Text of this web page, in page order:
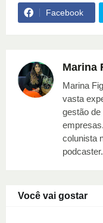
Facebook
Marina
Marina
vasta
gestão
colunista
podcaster.
Você vai gostar